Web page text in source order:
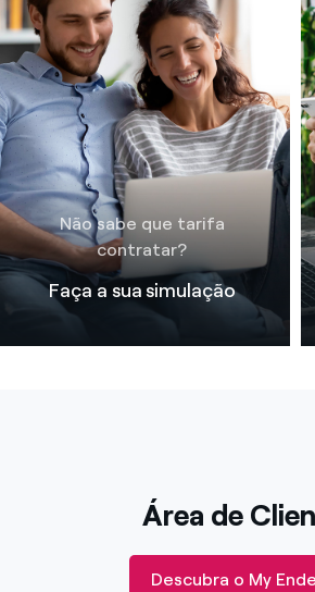
Não sabe que tarifa
contratar?
Faça a sua simulação
Área de
Descubra o My